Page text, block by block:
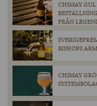
CHIMAY GUL
FRÅN
BISHOPS
CHIMAY